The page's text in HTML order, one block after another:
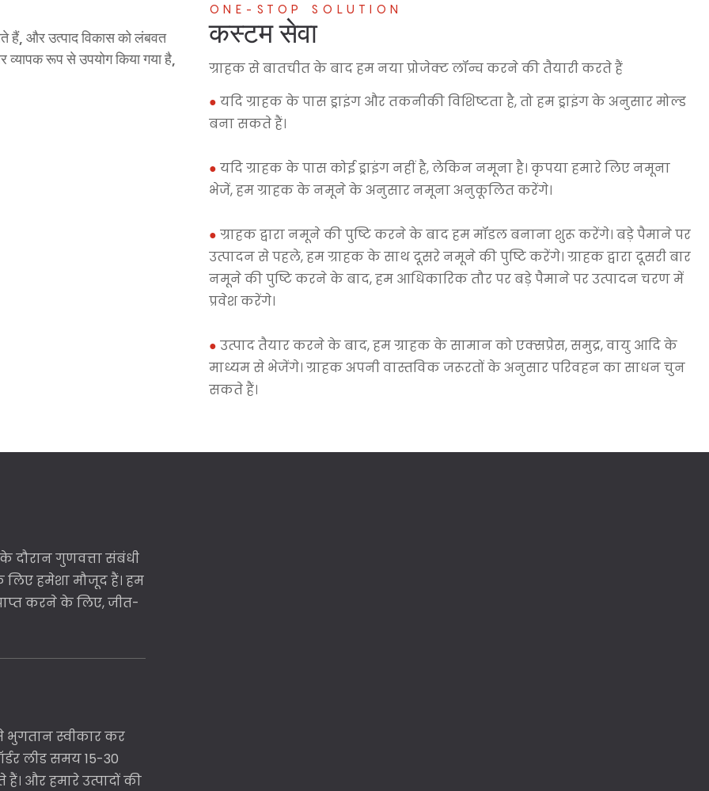
हैं, और उत्पाद विकास को लंबवत
व्यापक रूप से उपयोग किया गया है,
ONE-STOP SOLUTION
कस्टम सेवा
ग्राहक से बातचीत के बाद हम नया प्रोजेक्ट लॉन्च करने की तैयारी करते हैं
●यदि ग्राहक के पास ड्राइंग और तकनीकी विशिष्टता है, तो हम ड्राइंग के अनुसार मोल्ड
बना सकते हैं।
●यदि ग्राहक के पास कोई ड्राइंग नहीं है, लेकिन नमूना है। कृपया हमारे लिए नमूना
भेजें, हम ग्राहक के नमूने के अनुसार नमूना अनुकूलित करेंगे।
●ग्राहक द्वारा नमूने की पुष्टि करने के बाद हम मॉडल बनाना शुरू करेंगे। बड़े पैमाने पर
उत्पादन से पहले, हम ग्राहक के साथ दूसरे नमूने की पुष्टि करेंगे। ग्राहक द्वारा दूसरी बार
नमूने की पुष्टि करने के बाद, हम आधिकारिक तौर पर बड़े पैमाने पर उत्पादन चरण में
प्रवेश करेंगे।
●उत्पाद तैयार करने के बाद, हम ग्राहक के सामान को एक्सप्रेस, समुद्र, वायु आदि के
माध्यम से भेजेंगे। ग्राहक अपनी वास्तविक जरूरतों के अनुसार परिवहन का साधन चुन
सकते हैं।
दौरान गुणवत्ता संबंधी
हमेशा मौजूद हैं। हम
करने के लिए, जीत-
भुगतान स्वीकार कर
लीड समय 15-30
और हमारे उत्पादों की